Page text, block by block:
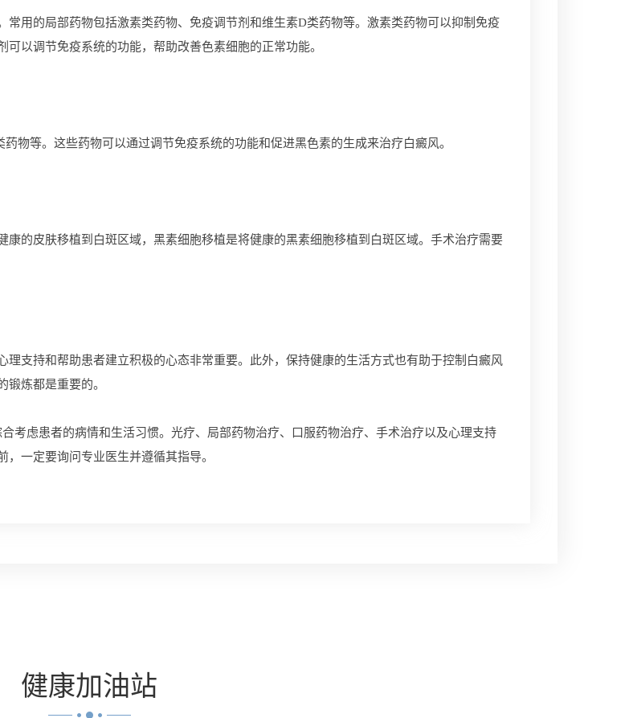
用的局部药物包括激素类药物、免疫调节剂和维生素D类药物等。激素类药物可以抑制免疫
以调节免疫系统的功能，帮助改善色素细胞的正常功能。
等。这些药物可以通过调节免疫系统的功能和促进黑色素的生成来治疗白癜风。
的皮肤移植到白斑区域，黑素细胞移植是将健康的黑素细胞移植到白斑区域。手术治疗需要
持和帮助患者建立积极的心态非常重要。此外，保持健康的生活方式也有助于控制白癜风
炼都是重要的。
虑患者的病情和生活习惯。光疗、局部药物治疗、口服药物治疗、手术治疗以及心理支持
一定要询问专业医生并遵循其指导。
健康加油站